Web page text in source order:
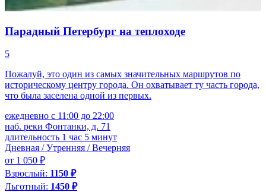
Парадный Петербург на теплоходе
5
Пожалуй, это один из самых значительных маршрутов по
историческому центру города. Он охватывает ту часть города,
что была заселена одной из первых.
ежедневно с 11:00 до 22:00
наб. реки Фонтанки, д. 71
длительность 1 час 5 минут
Дневная / Утренняя / Вечерняя
от 1 050 ₽
Взрослый: 1150 ₽
Льготный: 1450 ₽